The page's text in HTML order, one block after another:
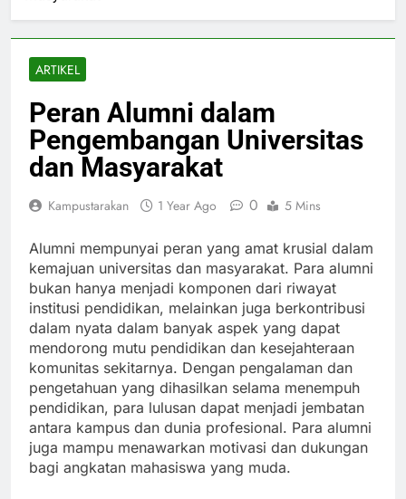
ARTIKEL
Peran Alumni dalam
Pengembangan Universitas
dan Masyarakat
Kampustarakan 1 Year Ago 0 5 Mins
Alumni mempunyai peran yang amat krusial dalam
kemajuan universitas dan masyarakat. Para alumni
bukan hanya menjadi komponen dari riwayat
institusi pendidikan, melainkan juga berkontribusi
dalam nyata dalam banyak aspek yang dapat
mendorong mutu pendidikan dan kesejahteraan
komunitas sekitarnya. Dengan pengalaman dan
pengetahuan yang dihasilkan selama menempuh
pendidikan, para lulusan dapat menjadi jembatan
antara kampus dan dunia profesional. Para alumni
juga mampu menawarkan motivasi dan dukungan
bagi angkatan mahasiswa yang muda.